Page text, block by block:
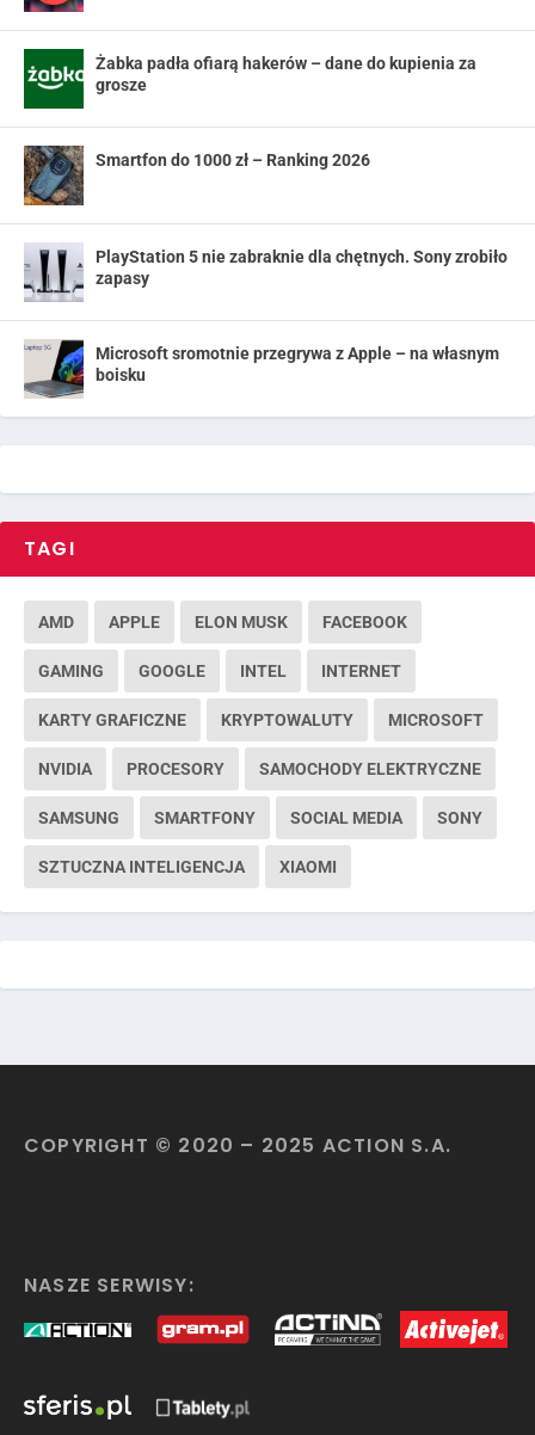
Żabka padła ofiarą hakerów – dane do kupienia za
grosze
Smartfon do 1000 zł – Ranking 2026
PlayStation 5 nie zabraknie dla chętnych. Sony zrobiło
zapasy
Microsoft sromotnie przegrywa z Apple – na własnym
boisku
TAGI
AMD APPLE ELON MUSK FACEBOOK
GAMING GOOGLE INTEL INTERNET
KARTY GRAFICZNE KRYPTOWALUTY MICROSOFT
NVIDIA PROCESORY SAMOCHODY ELEKTRYCZNE
SAMSUNG SMARTFONY SOCIAL MEDIA SONY
SZTUCZNA INTELIGENCJA XIAOMI
COPYRIGHT © 2020 – 2025 ACTION S.A.
NASZE SERWISY: